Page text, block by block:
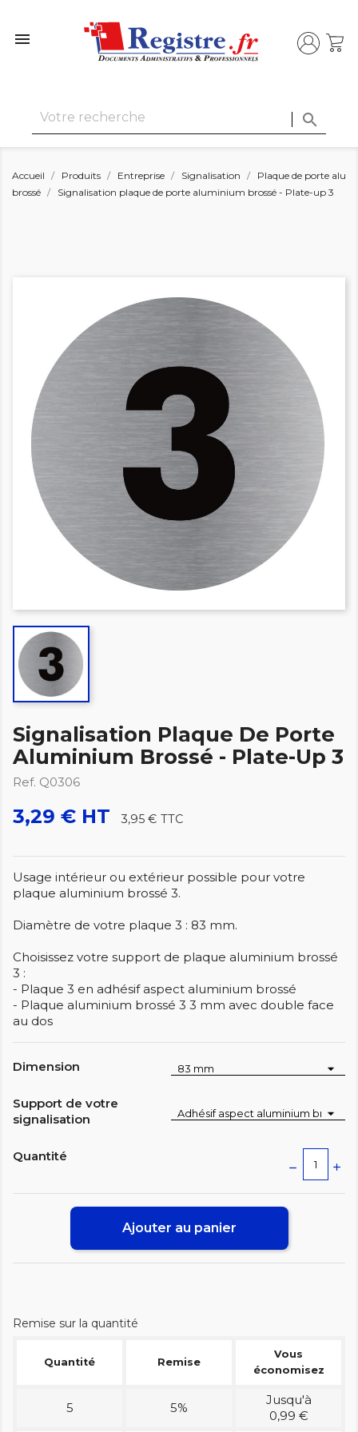


Accueil Produits Entreprise Signalisation
Plaque de porte alu
brossé
Signalisation plaque de porte aluminium brossé - Plate-up 3
Signalisation Plaque De Porte
Aluminium Brossé - Plate-Up 3
Ref. Q0306
3,29 € HT 3,95 € TTC
Usage intérieur ou extérieur possible pour votre
plaque aluminium brossé 3.
Diamètre de votre plaque 3 : 83 mm.
Choisissez votre support de plaque aluminium brossé
3 :
- Plaque 3 en adhésif aspect aluminium brossé
- Plaque aluminium brossé 3 3 mm avec double face
au dos
Dimension
Support de votre
signalisation
Quantité
Ajouter au panier
Remise sur la quantité
Quantité Remise
Vous
économisez
5 5%
Jusqu'à
0,99 €